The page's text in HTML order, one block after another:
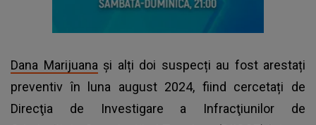
Dana Marijuana și alți doi suspecți au fost arestați
preventiv în luna august 2024, fiind cercetați de
Direcţia de Investigare a Infracţiunilor de